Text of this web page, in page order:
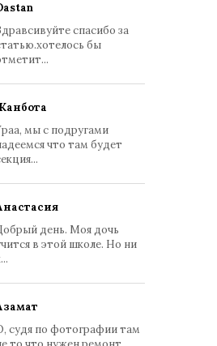
спасибо за
бы
мы с подругами
что там будет
день. Моя дочь
в этой школе. Но ни
судя по фотографии там